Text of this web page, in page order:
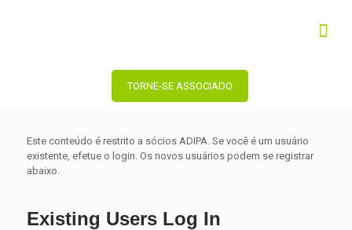
TORNE-SE ASSOCIADO
Este conteúdo é restrito a sócios ADIPA. Se você é um usuário
existente, efetue o login. Os novos usuários podem se registrar
abaixo.
Existing Users Log In